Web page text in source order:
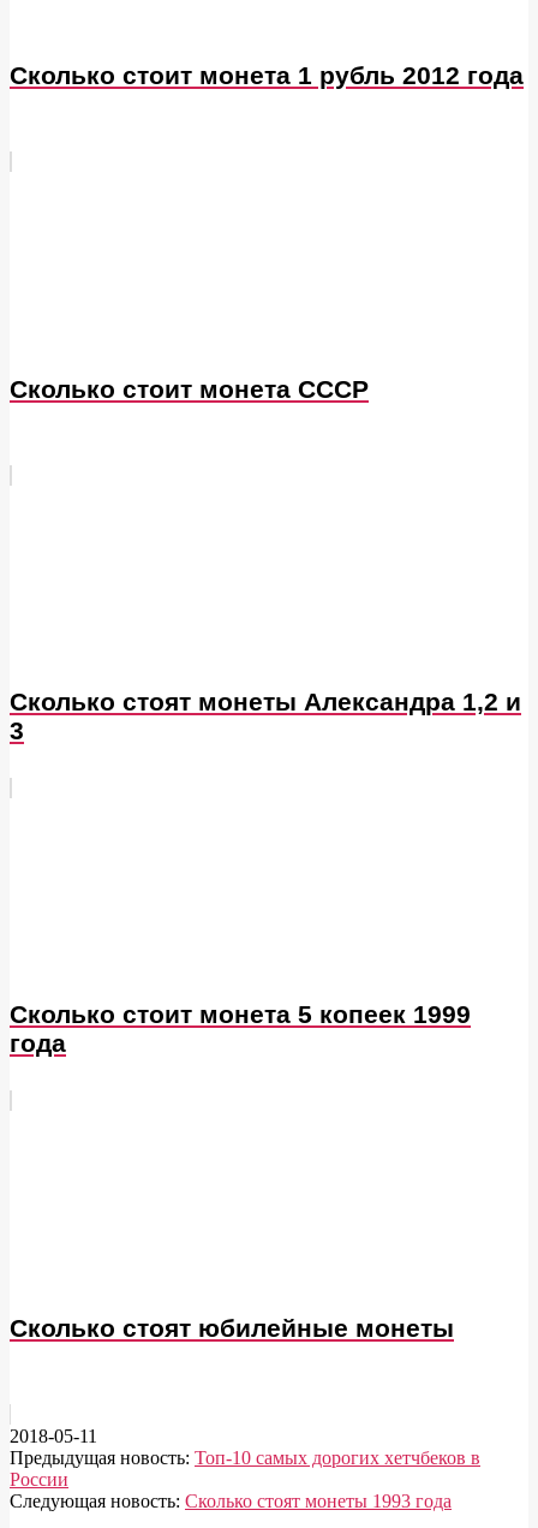
Сколько стоит монета 1 рубль 2012 года
Сколько стоит монета СССР
Сколько стоят монеты Александра 1,2 и
3
Сколько стоит монета 5 копеек 1999
года
Сколько стоят юбилейные монеты
2018-05-11
Предыдущая новость: Топ-10 самых дорогих хетчбеков в
России
Следующая новость: Сколько стоят монеты 1993 года